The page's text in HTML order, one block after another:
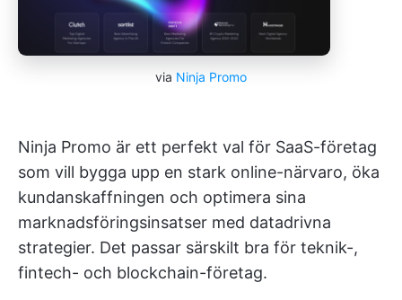
via Ninja Promo
Ninja Promo är ett perfekt val för SaaS-företag
som vill bygga upp en stark online-närvaro, öka
kundanskaffningen och optimera sina
marknadsföringsinsatser med datadrivna
strategier. Det passar särskilt bra för teknik-,
fintech- och blockchain-företag.